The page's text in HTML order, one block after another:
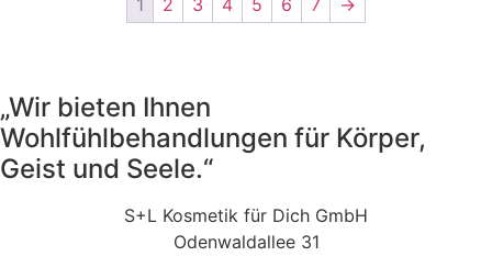
„Wir bieten Ihnen
Wohlfühlbehandlungen für Körper,
Geist und Seele.“
S+L Kosmetik für Dich GmbH
Odenwaldallee 31